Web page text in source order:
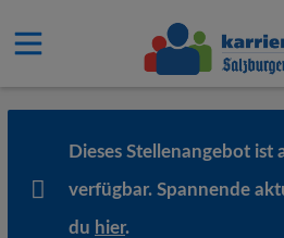
Dieses Stellenangebot ist
verfügbar. Spannende
du hier.